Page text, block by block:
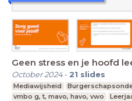
Geen stress en je hoofd
October 2024- 21 slides
Mediawijsheid
vmbo g, t, mavo, havo, vwo